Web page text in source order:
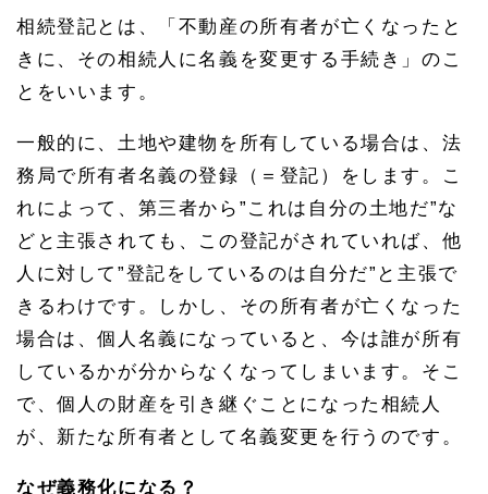
相続登記とは、「不動産の所有者が亡くなったと
きに、その相続人に名義を変更する手続き」のこ
とをいいます。
一般的に、土地や建物を所有している場合は、法
務局で所有者名義の登録（＝登記）をします。こ
れによって、第三者から”これは自分の土地だ”な
どと主張されても、この登記がされていれば、他
人に対して”登記をしているのは自分だ”と主張で
きるわけです。しかし、その所有者が亡くなった
場合は、個人名義になっていると、今は誰が所有
しているかが分からなくなってしまいます。そこ
で、個人の財産を引き継ぐことになった相続人
が、新たな所有者として名義変更を行うのです。
なぜ義務化になる？